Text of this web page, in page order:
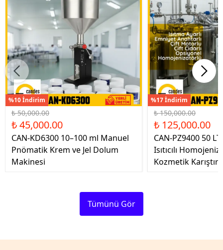
%10 İndirim
₺ 50,000.00
₺ 45,000.00
CAN-KD6300 10–100 ml Manuel
Pnömatik Krem ve Jel Dolum
Makinesi
%17 İndirim
₺ 150,000.00
₺ 125,000.00
CAN-PZ9400 50
Isıtıcılı
Kozmetik
Tümünü Gör